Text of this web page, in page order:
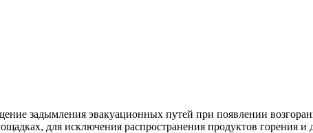
задымления эвакуационных путей при появлении
для исключения распространения продуктов горения